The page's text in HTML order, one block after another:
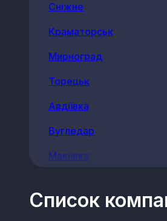
Сніжне
Краматорськ
Мирноград
Торецьк
Авдіївка
Вугледар
Макіївка
Слов’янськ
Список